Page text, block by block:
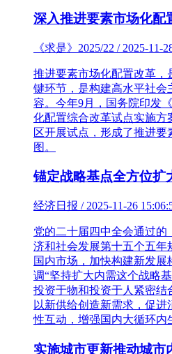
深入推进要素市场化配
《求是》2025/22 / 2025-11-
推进要素市场化配置改革，
键环节，是构建高水平社会
容。今年9月，国务院印发
化配置综合改革试点实施方
区开展试点，形成了推进
图。
锚定战略基点全方位扩
经济日报 / 2025-11-26
党的二十届四中全会通过
济和社会发展第十五个五年
国内市场，加快构建新发展
调“坚持扩大内需这个战略
投资于物和投资于人紧密结
以新供给创造新需求，促
性互动，增强国内大循环内
实施城市更新推动城市